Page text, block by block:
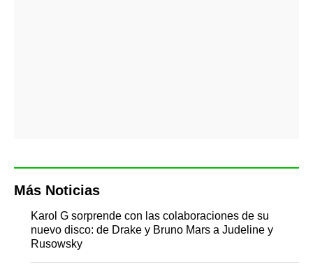
Más Noticias
Karol G sorprende con las colaboraciones de su
nuevo disco: de Drake y Bruno Mars a Judeline y
Rusowsky